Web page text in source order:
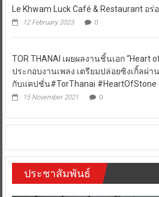
Le Khwam Luck Café & Restaurant อ
12 February 2023 0
TOR THANAI เผยผลงานชิ้นเอก “Heart
ประกอบงานเพลง เตรียมปล่อยซิงเกิ้ลผ่า
กับแคปชั่น#TorThanai #HeartOfStone
15 November 2021 0
ประชาสัมพันธ์